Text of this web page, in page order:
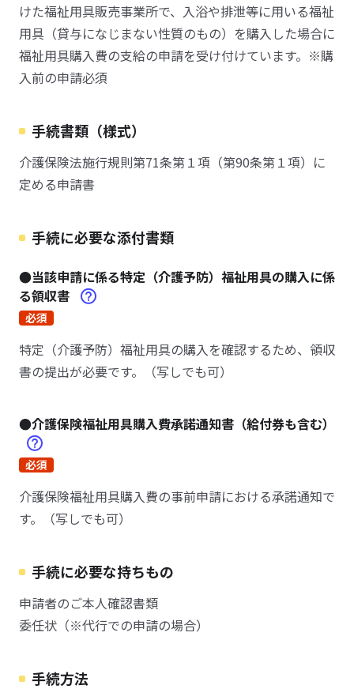
けた福祉用具販売事業所で、入浴や排泄等に用いる福祉
用具（貸与になじまない性質のもの）を購入した場合に
福祉用具購入費の支給の申請を受け付けています。※購
入前の申請必須
手続書類（様式）
介護保険法施行規則第71条第１項（第90条第１項）に
定める申請書
手続に必要な添付書類
●当該申請に係る特定（介護予防）福祉用具の購入に係
る領収書
必須
特定（介護予防）福祉用具の購入を確認するため、領収
書の提出が必要です。（写しでも可）
●介護保険福祉用具購入費承諾通知書（給付券も含む）
必須
介護保険福祉用具購入費の事前申請における承諾通知で
す。（写しでも可）
手続に必要な持ちもの
申請者のご本人確認書類
委任状（※代行での申請の場合）
手続方法